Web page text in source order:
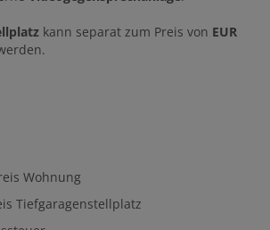
kann separat zum Preis von EUR
Wohnung
Tiefgaragenstellplatz